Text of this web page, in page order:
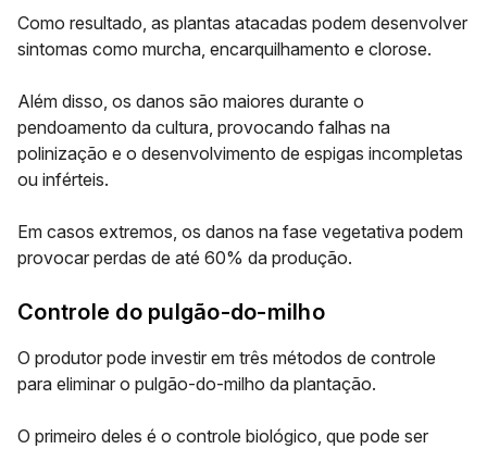
Como resultado, as plantas atacadas podem desenvolver
sintomas como murcha, encarquilhamento e clorose.
Além disso, os danos são maiores durante o
pendoamento da cultura, provocando falhas na
polinização e o desenvolvimento de espigas incompletas
ou inférteis.
Em casos extremos, os danos na fase vegetativa podem
provocar perdas de até 60% da produção.
Controle do pulgão-do-milho
O produtor pode investir em três métodos de controle
para eliminar o pulgão-do-milho da plantação.
O primeiro deles é o controle biológico, que pode ser